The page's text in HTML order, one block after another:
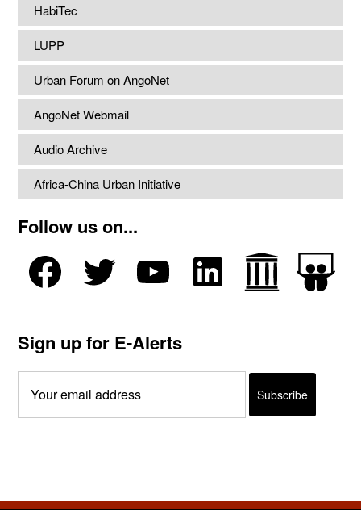
HabiTec
LUPP
Urban Forum on AngoNet
AngoNet Webmail
Audio Archive
Africa-China Urban Initiative
Follow us on...
Sign up for E-Alerts